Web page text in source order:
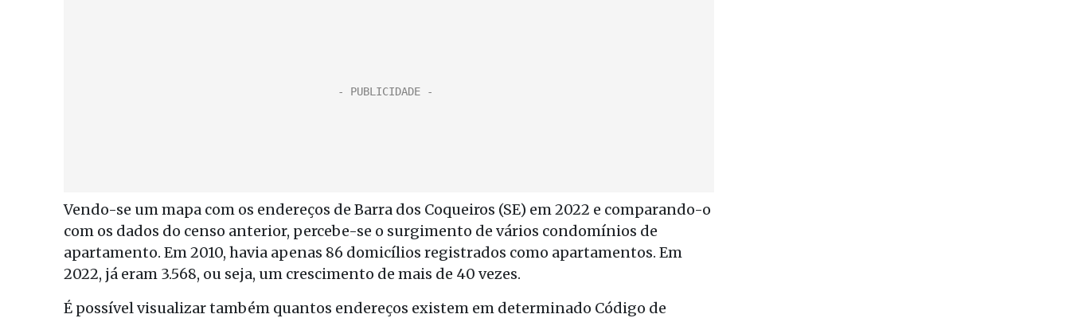
Vendo-se um mapa com os endereços de Barra dos Coqueiros (SE) em 2022 e comparando-o
com os dados do censo anterior, percebe-se o surgimento de vários condomínios de
apartamento. Em 2010, havia apenas 86 domicílios registrados como apartamentos. Em
2022, já eram 3.568, ou seja, um crescimento de mais de 40 vezes.
É possível visualizar também quantos endereços existem em determinado Código de